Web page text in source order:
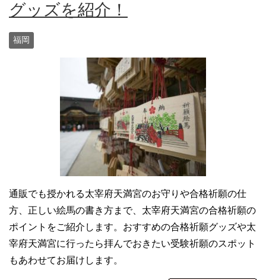
グッズを紹介！
福岡
通販でも授かれる太宰府天満宮のお守りや合格祈願の仕
方、正しい絵馬の書き方まで、太宰府天満宮の合格祈願の
ポイントをご紹介します。おすすめの合格祈願グッズや太
宰府天満宮に行ったら拝んでおきたい受験祈願のスポット
もあわせてお届けします。